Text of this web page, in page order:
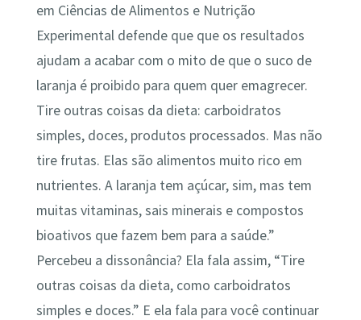
em Ciências de Alimentos e Nutrição
Experimental defende que que os resultados
ajudam a acabar com o mito de que o suco de
laranja é proibido para quem quer emagrecer.
Tire outras coisas da dieta: carboidratos
simples, doces, produtos processados. Mas não
tire frutas. Elas são alimentos muito rico em
nutrientes. A laranja tem açúcar, sim, mas tem
muitas vitaminas, sais minerais e compostos
bioativos que fazem bem para a saúde.”
Percebeu a dissonância? Ela fala assim, “Tire
outras coisas da dieta, como carboidratos
simples e doces.” E ela fala para você continuar